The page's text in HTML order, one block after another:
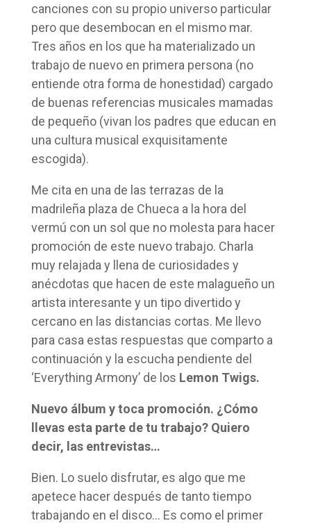
canciones con su propio universo particular
pero que desembocan en el mismo mar.
Tres años en los que ha materializado un
trabajo de nuevo en primera persona (no
entiende otra forma de honestidad) cargado
de buenas referencias musicales mamadas
de pequeño (vivan los padres que educan en
una cultura musical exquisitamente
escogida).
Me cita en una de las terrazas de la
madrileña plaza de Chueca a la hora del
vermú con un sol que no molesta para hacer
promoción de este nuevo trabajo. Charla
muy relajada y llena de curiosidades y
anécdotas que hacen de este malagueño un
artista interesante y un tipo divertido y
cercano en las distancias cortas. Me llevo
para casa estas respuestas que comparto a
continuación y la escucha pendiente del
‘Everything Armony’ de los Lemon Twigs.
Nuevo álbum y toca promoción. ¿Cómo
llevas esta parte de tu trabajo? Quiero
decir, las entrevistas…
Bien. Lo suelo disfrutar, es algo que me
apetece hacer después de tanto tiempo
trabajando en el disco… Es como el primer